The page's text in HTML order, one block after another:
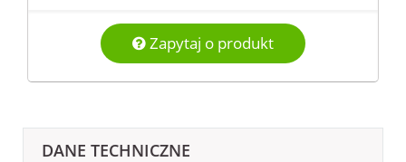
Zapytaj o produkt
DANE TECHNICZNE